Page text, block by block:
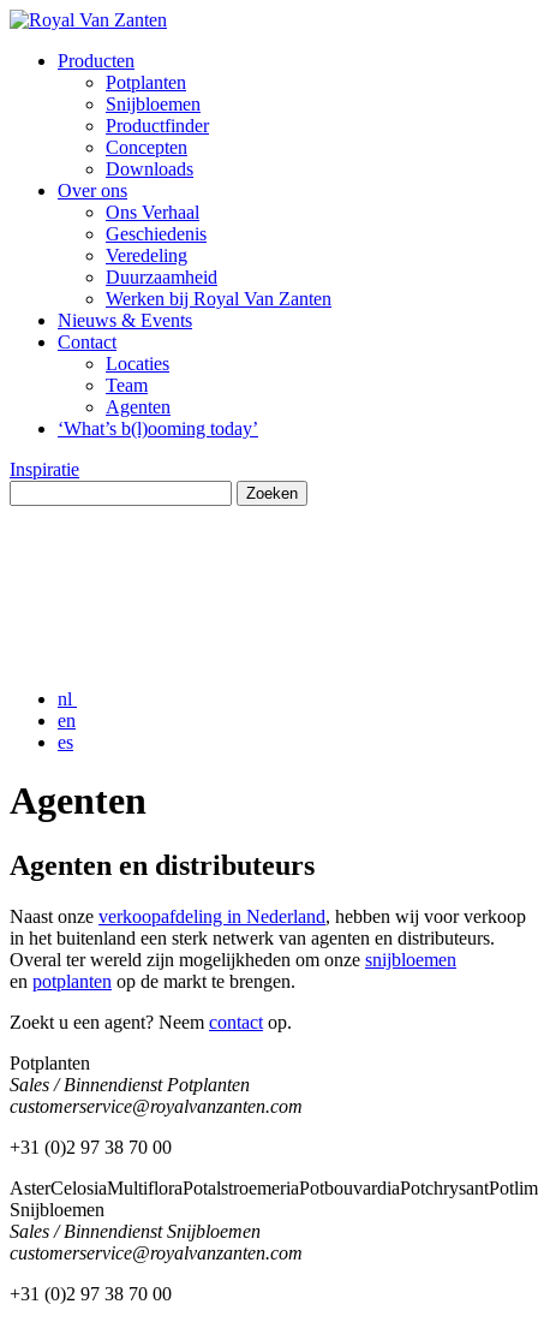
Producten
Potplanten
Snijbloemen
Productfinder
Concepten
Downloads
Over ons
Ons Verhaal
Geschiedenis
Veredeling
Duurzaamheid
Werken bij Royal Van Zanten
Nieuws & Events
Contact
Locaties
Team
Agenten
‘What’s b(l)ooming today’
Inspiratie
nl
en
es
Agenten
Agenten en distributeurs
Naast onze verkoopafdeling in Nederland, hebben wij voor verkoop
in het buitenland een sterk netwerk van agenten en distributeurs.
Overal ter wereld zijn mogelijkheden om onze snijbloemen
en potplanten op de markt te brengen.
Zoekt u een agent? Neem contact op.
Potplanten
Sales / Binnendienst Potplanten
customerservice@royalvanzanten.com
+31 (0)2 97 38 70 00
AsterCelosiaMultifloraPotalstroemeriaPotbouvardiaPotchrysant
Snijbloemen
Sales / Binnendienst Snijbloemen
customerservice@royalvanzanten.com
+31 (0)2 97 38 70 00